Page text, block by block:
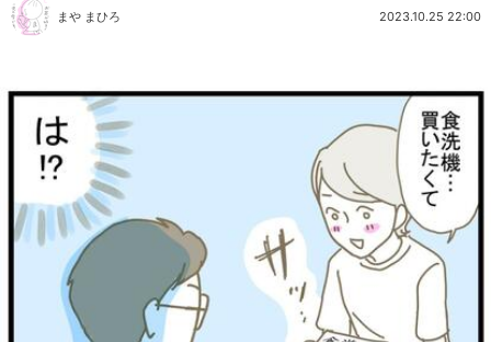
まや まひろ 2023.10.25 22:00